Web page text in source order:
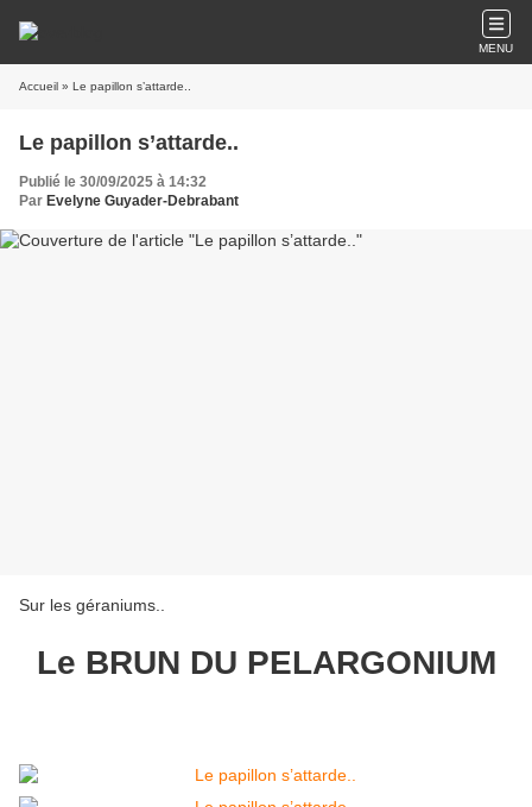
MENU
Accueil » Le papillon s’attarde..
Le papillon s’attarde..
Publié le 30/09/2025 à 14:32
Par Evelyne Guyader-Debrabant
Sur les géraniums..
Le BRUN DU PELARGONIUM